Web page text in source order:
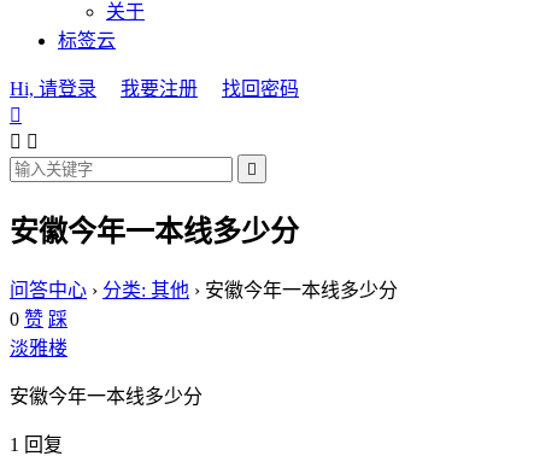
关于
标签云
Hi, 请登录 我要注册
找回密码

 

安徽今年一本线多少分
问答中心 › 分类: 其他 › 安徽今年一本线多少分
0 赞 踩
淡雅楼
安徽今年一本线多少分
1 回复